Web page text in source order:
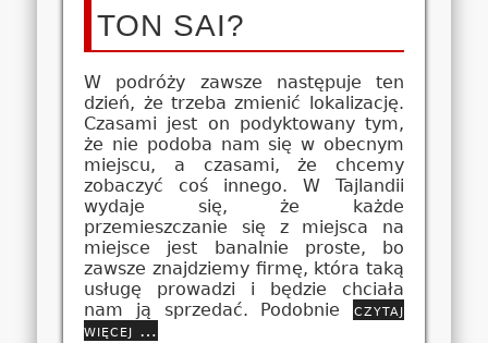
TON SAI?
W podróży zawsze następuje ten
dzień, że trzeba zmienić lokalizację.
Czasami jest on podyktowany tym,
że nie podoba nam się w obecnym
miejscu, a czasami, że chcemy
zobaczyć coś innego. W Tajlandii
wydaje się, że każde
przemieszczanie się z miejsca na
miejsce jest banalnie proste, bo
zawsze znajdziemy firmę, która taką
usługę prowadzi i będzie chciała
nam ją sprzedać. Podobnie czytaj
więcej …